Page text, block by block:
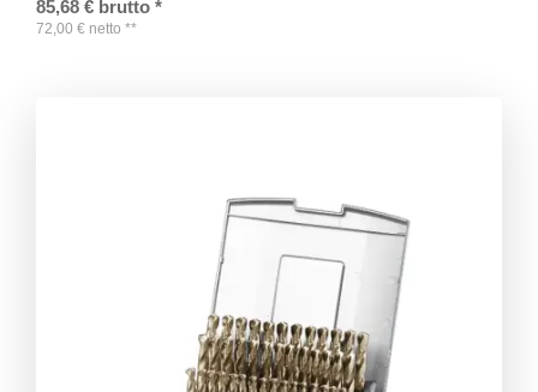
85,68 € brutto *
72,00 € netto **